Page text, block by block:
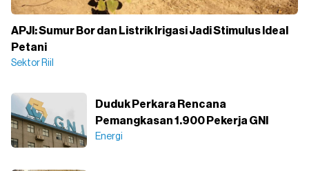
APJI: Sumur Bor dan Listrik Irigasi Jadi Stimulus Ideal
Petani
Sektor Riil
Duduk Perkara Rencana
Pemangkasan 1.900 Pekerja GNI
Energi